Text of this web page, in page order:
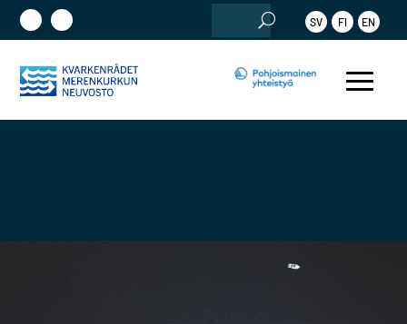
SV FI EN